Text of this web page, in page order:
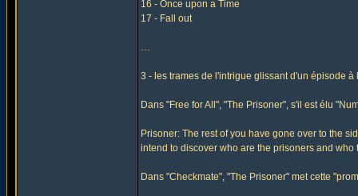
16 - Once upon a Time
17 - Fall out
…
3 - les trames de l'intrigue glissant d'un épisode à
Dans "Free for All", "The Prisoner", s'il est élu
Prisoner: The rest of you have gone over to the
intend to discover who are the prisoners and
Dans "Checkmate", "The Prisoner" met cette